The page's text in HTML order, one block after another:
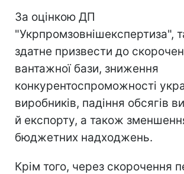
За оцінкою ДП
"Укрпромзовнішекспертиза",
здатне призвести до
вантажної бази, зниження
конкурентоспроможності
виробників, падіння обсягів
й експорту, а також
бюджетних надходжень.
Крім того, через скорочення